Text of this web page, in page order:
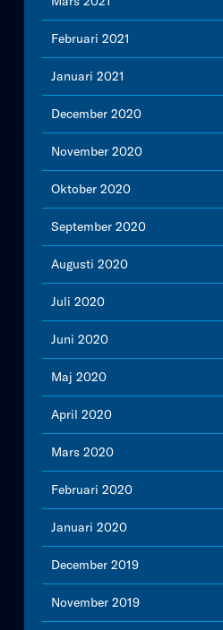
Februari 2021
Januari 2021
December 2020
November 2020
Oktober 2020
September 2020
Augusti 2020
Juli 2020
Juni 2020
Maj 2020
April 2020
Mars 2020
Februari 2020
Januari 2020
December 2019
November 2019